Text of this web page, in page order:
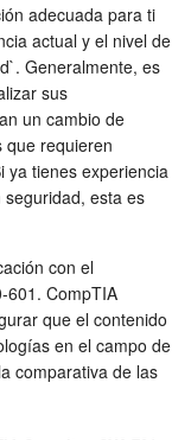
adecuada para ti
actual y el nivel de
Generalmente, es
sus
un cambio de
que requieren
ya tienes experiencia
esta es
con el
601. CompTIA
que el contenido
en el campo de
comparativa de las